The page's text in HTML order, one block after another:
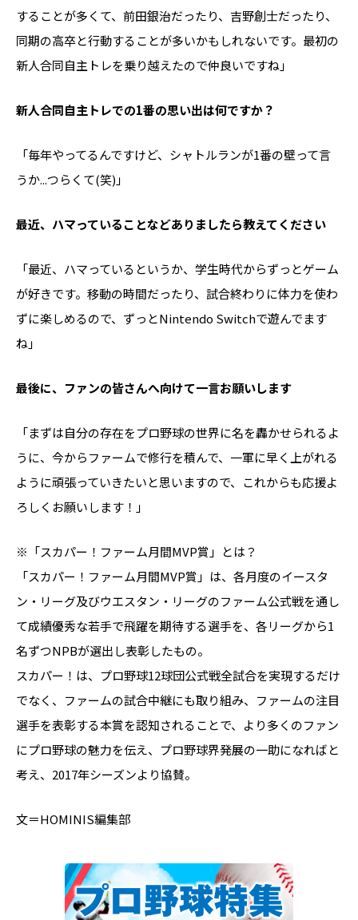
することが多くて、前田銀治だったり、吉野創士だったり、
同期の高卒と行動することが多いかもしれないです。最初の
新人合同自主トレを乗り越えたので仲良いですね」
――新人合同自主トレでの1番の思い出は何ですか？
「毎年やってるんですけど、シャトルランが1番の壁って言
うか...つらくて(笑)」
――最近、ハマっていることなどありましたら教えてください
「最近、ハマっているというか、学生時代からずっとゲーム
が好きです。移動の時間だったり、試合終わりに体力を使わ
ずに楽しめるので、ずっとNintendo Switchで遊んでます
ね」
――最後に、ファンの皆さんへ向けて一言お願いします
「まずは自分の存在をプロ野球の世界に名を轟かせられるよ
うに、今からファームで修行を積んで、一軍に早く上がれる
ように頑張っていきたいと思いますので、これからも応援よ
ろしくお願いします！」
※「スカパー！ファーム月間MVP賞」とは？
「スカパー！ファーム月間MVP賞」は、各月度のイースタ
ン・リーグ及びウエスタン・リーグのファーム公式戦を通し
て成績優秀な若手で飛躍を期待する選手を、各リーグから1
名ずつNPBが選出し表彰したもの。
スカパー！は、プロ野球12球団公式戦全試合を実現するだけ
でなく、ファームの試合中継にも取り組み、ファームの注目
選手を表彰する本賞を認知されることで、より多くのファン
にプロ野球の魅力を伝え、プロ野球界発展の一助になればと
考え、2017年シーズンより協賛。
文＝HOMINIS編集部